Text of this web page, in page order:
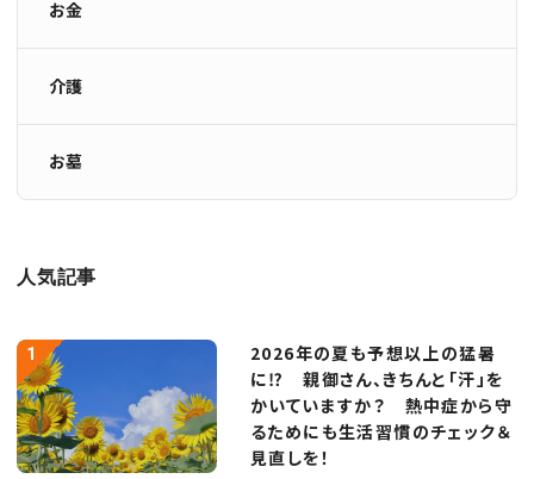
お金
介護
お墓
人気記事
2026年の夏も予想以上の猛暑
に⁉ 親御さん、きちんと「汗」を
かいていますか？ 熱中症から守
るためにも生活習慣のチェック＆
見直しを！